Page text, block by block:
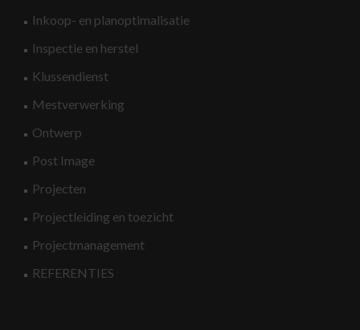
Inkoop- en planoptimalisatie
Inspectie en herstel
Klussendienst
Mestverwerking
Ontwerp
Post Image
Projecten
Projectleiding en toezicht
Projectmanagement
REFERENTIES